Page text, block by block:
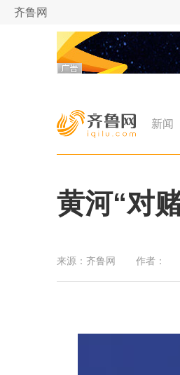
齐鲁网
新闻
黄河“对
来源： 齐鲁网 作者：